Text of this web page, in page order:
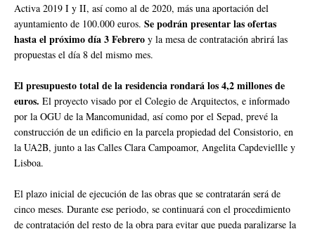
Activa 2019 I y II, así como al de 2020, más una aportación del
ayuntamiento de 100.000 euros. Se podrán presentar las ofertas
hasta el próximo día 3 Febrero y la mesa de contratación abrirá las
propuestas el día 8 del mismo mes.
El presupuesto total de la residencia rondará los 4,2 millones de
euros. El proyecto visado por el Colegio de Arquitectos, e informado
por la OGU de la Mancomunidad, así como por el Sepad, prevé la
construcción de un edificio en la parcela propiedad del Consistorio, en
la UA2B, junto a las Calles Clara Campoamor, Angelita Capdeviellle y
Lisboa.
El plazo inicial de ejecución de las obras que se contratarán será de
cinco meses. Durante ese periodo, se continuará con el procedimiento
de contratación del resto de la obra para evitar que pueda paralizarse la